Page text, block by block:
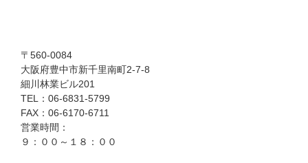
〒560-0084
大阪府豊中市新千里南町2-7-8
細川林業ビル201
TEL：06-6831-5799
FAX：06-6170-6711
営業時間：
９：００～１８：００